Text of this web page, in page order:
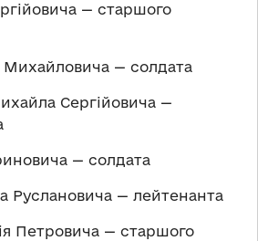
— старшого
— солдата
Сергійовича —
— солдата
Руслановича — лейтенанта
Петровича — старшого